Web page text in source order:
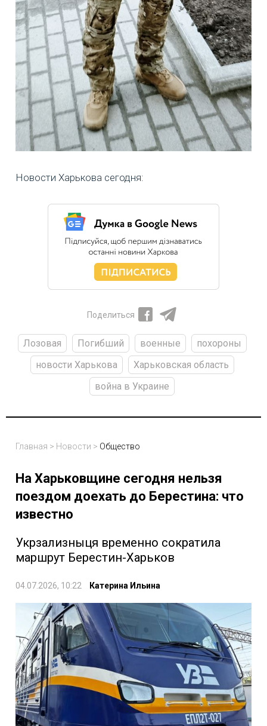
Новости Харькова сегодня:
Поделиться
Лозовая Погибший военные
похороны
новости Харькова
Харьковская область
война в Украине
Главная > Новости > Общество
На Харьковщине сегодня нельзя
поездом доехать до Берестина: что
известно
Укрзализныця временно сократила
маршрут Берестин-Харьков
04.07.2026, 10:22 Катерина Ильина